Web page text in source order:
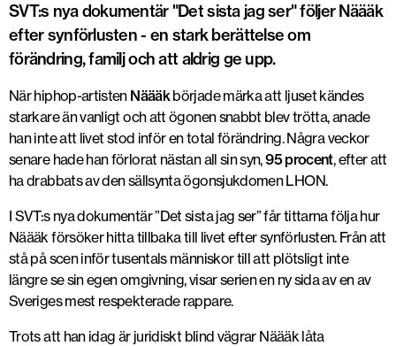
SVT:s nya dokumentär "Det sista jag ser" följer Näääk
efter synförlusten - en stark berättelse om
förändring, familj och att aldrig ge upp.
När hiphop-artisten Näääkbörjade märka att ljuset kändes
starkare än vanligt och att ögonen snabbt blev trötta, anade
han inte att livet stod inför en total förändring. Några veckor
senare hade han förlorat nästan all sin syn,95 procent, efter att
ha drabbats av den sällsynta ögonsjukdomenLHON.
I SVT:s nya dokumentär ”Det sista jag ser” får tittarna följa hur
Näääk försöker hitta tillbaka till livet efter synförlusten. Från att
stå på scen inför tusentals människor till att plötsligt inte
längre se sin egen omgivning, visar serien en ny sida av en av
Sveriges mest respekterade rappare.
Trots att han idag är juridiskt blind vägrar Näääk låta